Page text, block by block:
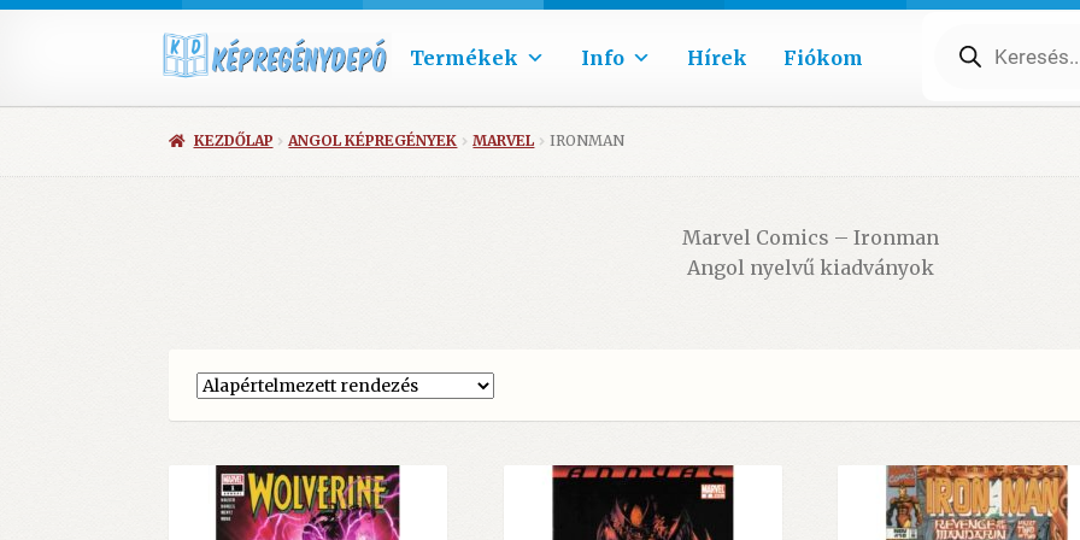
Termékek Info Hírek Fiókom search
KEZDŐLAP ANGOL KÉPREGÉNYEK MARVEL IRONMAN
Marvel Comics – Ironman
Angol nyelvű kiadványok